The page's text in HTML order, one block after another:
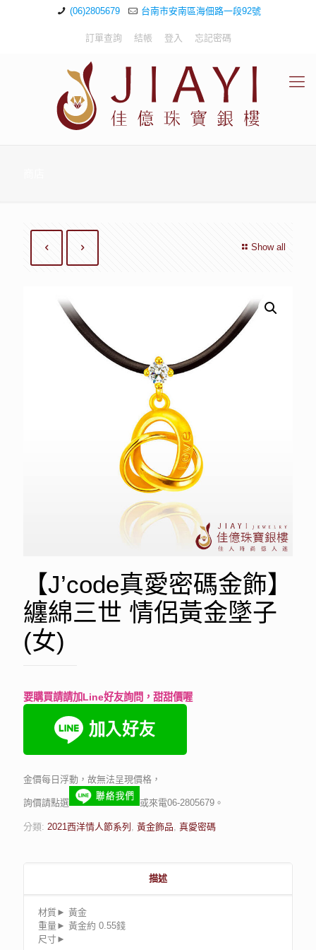
(06)2805679 台南市安南區海佃路一段92號
訂單查詢 結帳 登入 忘記密碼
Show all
【J’code真愛密碼金飾】
纏綿三世 情侶黃金墜子
(女)
要購買請請加Line好友詢問，甜甜價喔
金價每日浮動，故無法呈現價格，
詢價請點選 或來電06-2805679。
分類: 2021西洋情人節系列 黃金飾品 真愛密碼
描述
材質► 黃金
重量► 黃金約 0.55錢
尺寸►